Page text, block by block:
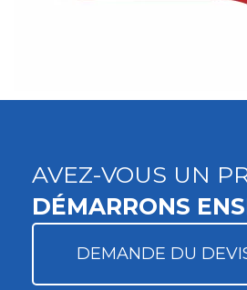
AVEZ-VOUS UN
DÉMARRONS
DEMANDE DU